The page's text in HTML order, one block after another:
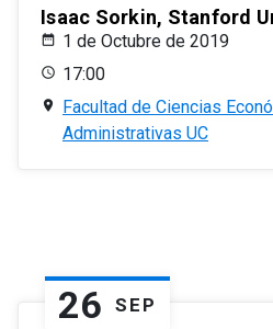
Isaac Sorkin, Stanford
1 de Octubre de 2019
17:00
Facultad de Ciencias
Administrativas UC
26 SEP